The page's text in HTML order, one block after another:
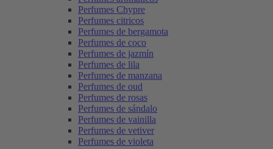
Perfumes Chypre
Perfumes citricos
Perfumes de bergamota
Perfumes de coco
Perfumes de jazmín
Perfumes de lila
Perfumes de manzana
Perfumes de oud
Perfumes de rosas
Perfumes de sándalo
Perfumes de vainilla
Perfumes de vetiver
Perfumes de violeta